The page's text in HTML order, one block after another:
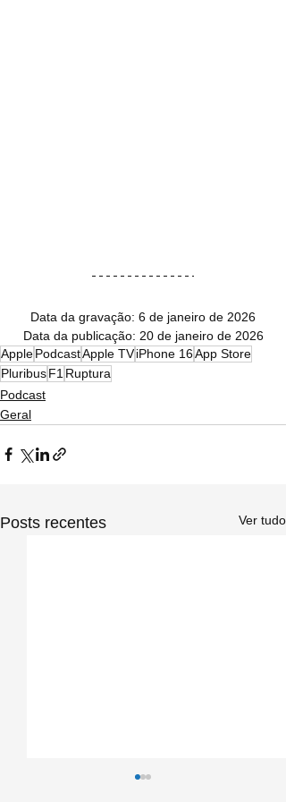
Data da gravação: 6 de janeiro de 2026
Data da publicação: 20 de janeiro de 2026
ApplePodcastApple TViPhone 16App Store
PluribusF1 Ruptura
Podcast
Geral
Posts recentes Ver tudo